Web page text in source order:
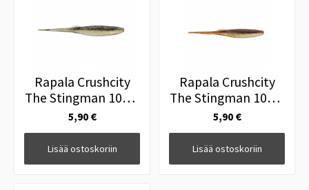
Rapala Crushcity
The Stingman 10cm
4" Sparkle Shad
5,90 €
Lisää ostoskoriin
Rapala Crushcity
The Stingman 10cm
4" Brown Silver
5,90 €
Lisää ostoskoriin